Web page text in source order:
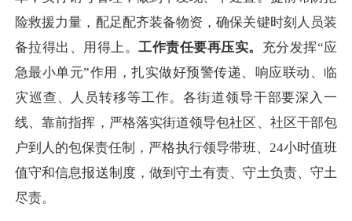
险救援力量，配足配齐装备物资，确保关键时刻人员装
备拉得出、用得上。工作责任要再压实。 充分发挥“应
急最小单元”作用，扎实做好预警传递、响应联动、临
灾巡查、人员转移等工作。各街道领导干部要深入一
线、靠前指挥，严格落实街道领导包社区、社区干部包
户到人的包保责任制，严格执行领导带班、24小时值班
值守和信息报送制度，做到守土有责、守土负责、守土
尽责。